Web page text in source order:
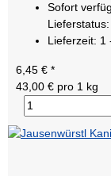
Sofort
Lieferzeit: 1
6,45 € *
43,00 € pro 1 kg